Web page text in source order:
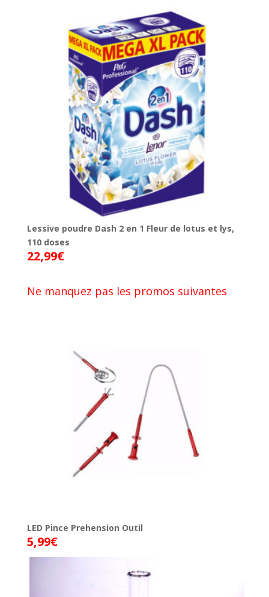
Lessive poudre Dash 2 en 1 Fleur de lotus et lys,
110 doses
22,99€
Ne manquez pas les promos suivantes
LED Pince Prehension Outil
5,99€